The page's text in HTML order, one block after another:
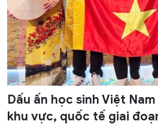
Dấu ấn học sinh Việt
khu vực, quốc tế giai